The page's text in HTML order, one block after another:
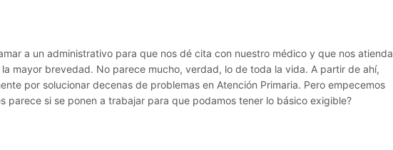
a un administrativo para que nos dé cita con nuestro médico y que nos atienda
la mayor brevedad. No parece mucho, verdad, lo de toda la vida. A partir de ahí,
por solucionar decenas de problemas en Atención Primaria. Pero empecemos
parece si se ponen a trabajar para que podamos tener lo básico exigible?